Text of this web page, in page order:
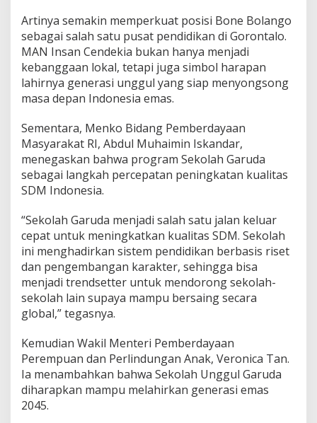
Artinya semakin memperkuat posisi Bone Bolango
sebagai salah satu pusat pendidikan di Gorontalo.
MAN Insan Cendekia bukan hanya menjadi
kebanggaan lokal, tetapi juga simbol harapan
lahirnya generasi unggul yang siap menyongsong
masa depan Indonesia emas.
Sementara, Menko Bidang Pemberdayaan
Masyarakat RI, Abdul Muhaimin Iskandar,
menegaskan bahwa program Sekolah Garuda
sebagai langkah percepatan peningkatan kualitas
SDM Indonesia.
“Sekolah Garuda menjadi salah satu jalan keluar
cepat untuk meningkatkan kualitas SDM. Sekolah
ini menghadirkan sistem pendidikan berbasis riset
dan pengembangan karakter, sehingga bisa
menjadi trendsetter untuk mendorong sekolah-
sekolah lain supaya mampu bersaing secara
global,” tegasnya.
Kemudian Wakil Menteri Pemberdayaan
Perempuan dan Perlindungan Anak, Veronica Tan.
Ia menambahkan bahwa Sekolah Unggul Garuda
diharapkan mampu melahirkan generasi emas
2045.